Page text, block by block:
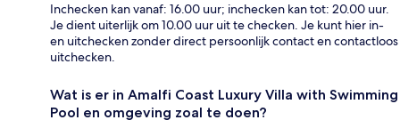
Inchecken kan vanaf: 16.00 uur; inchecken kan tot: 20.00 uur.
Je dient uiterlijk om 10.00 uur uit te checken. Je kunt hier in-
en uitchecken zonder direct persoonlijk contact en contactloos
uitchecken.
Wat is er in Amalfi Coast Luxury Villa with Swimming
Pool en omgeving zoal te doen?